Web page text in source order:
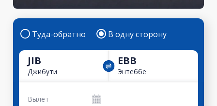
Туда-обратно В одну сторону
JIB
Джибути
EBB
Энтеббе
Вылет